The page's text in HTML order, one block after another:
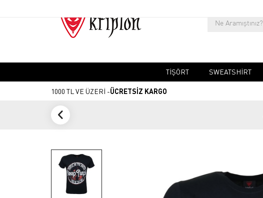
TIŞÖRT SWEATSHIRT
1000 TL VE ÜZERİ -ÜCRETSİZ KARGO